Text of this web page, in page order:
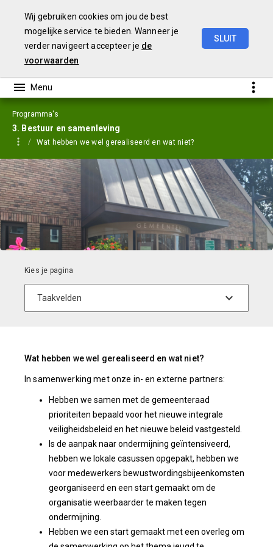
Wij gebruiken cookies om jou de best
mogelijke service te bieden. Wanneer je
verder navigeert accepteer je de
voorwaarden
SLUIT
Programma's
3. Bestuur en samenleving
Wat hebben we wel gerealiseerd en wat niet?
Wat hebben we wel gerealiseerd en wat niet?
In samenwerking met onze in- en externe partners:
Hebben we samen met de gemeenteraad
prioriteiten bepaald voor het nieuwe integrale
veiligheidsbeleid en het nieuwe beleid vastgesteld.
Is de aanpak naar ondermijning geïntensiveerd,
hebben we lokale casussen opgepakt, hebben we
voor medewerkers bewustwordingsbijeenkomsten
georganiseerd en een start gemaakt om de
organisatie weerbaarder te maken tegen
ondermijning.
Hebben we een start gemaakt met een overleg om